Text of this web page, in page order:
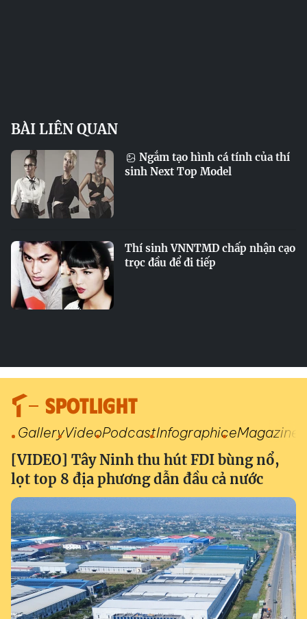
BÀI LIÊN QUAN
Ngắm tạo hình cá tính của thí
sinh Next Top Model
Thí sinh VNNTMD chấp nhận cạo
trọc đầu để đi tiếp
SPOTLIGHT
GalleryVideoPodcastInfographiceMagazine
[VIDEO] Tây Ninh thu hút FDI bùng nổ,
lọt top 8 địa phương dẫn đầu cả nước